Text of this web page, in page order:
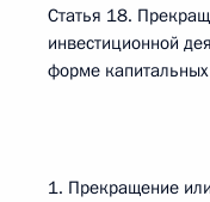
Статья 18.
инвестиционной
форме
1. Прекращение